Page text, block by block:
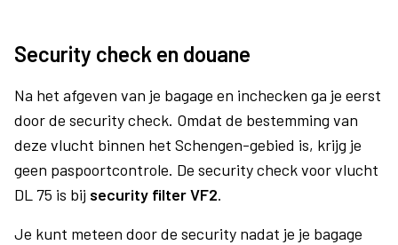
Security check en douane
Na het afgeven van je bagage en inchecken ga je eerst
door de security check. Omdat de bestemming van
deze vlucht binnen het Schengen-gebied is, krijg je
geen paspoortcontrole. De security check voor vlucht
DL 75 is bij security filter VF2.
Je kunt meteen door de security nadat je je bagage